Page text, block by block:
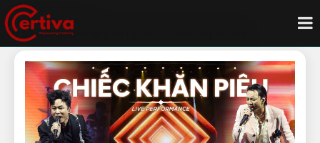
Trang chủ
Blog
Lời bài hát chiếc khăn piêu full lyrics chuẩn đầy đủ nhất